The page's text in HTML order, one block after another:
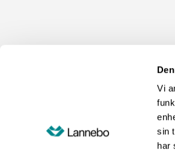
Vi
sin
har